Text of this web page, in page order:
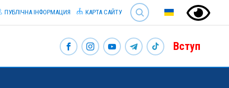
SEARCH
ПУБЛІЧНА ІНФОРМАЦИЯ КАРТА САЙТУ
Вступ